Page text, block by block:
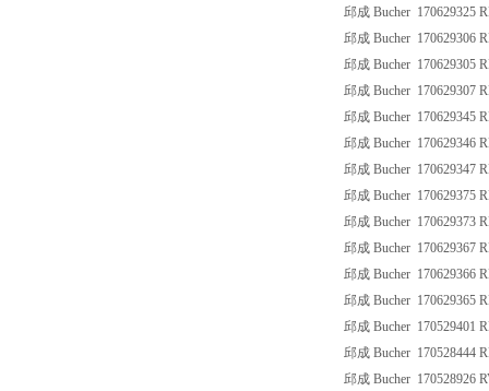
邱成 Bucher 170629325
邱成 Bucher 170629306
邱成 Bucher 170629305
邱成 Bucher 170629307
邱成 Bucher 170629345
邱成 Bucher 170629346
邱成 Bucher 170629347
邱成 Bucher 170629375
邱成 Bucher 170629373
邱成 Bucher 170629367
邱成 Bucher 170629366
邱成 Bucher 170629365
邱成 Bucher 170529401
邱成 Bucher 170528444
邱成 Bucher 170528926